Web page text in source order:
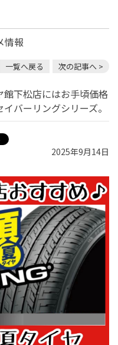
情報
一覧へ戻る 次の記事へ >
下松店にはお手頃価格
バーリングシリーズ。
2025年9月14日